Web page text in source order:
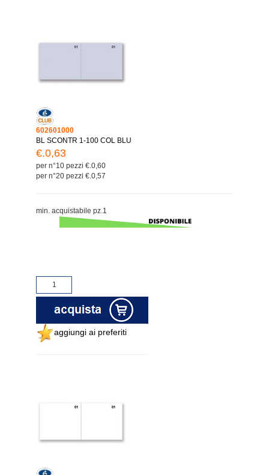
602601000
BL SCONTR 1-100 COL BLU
€.0,63
per n°10 pezzi €.0,60
per n°20 pezzi €.0,57
min. acquistabile pz.1
aggiungi ai preferiti